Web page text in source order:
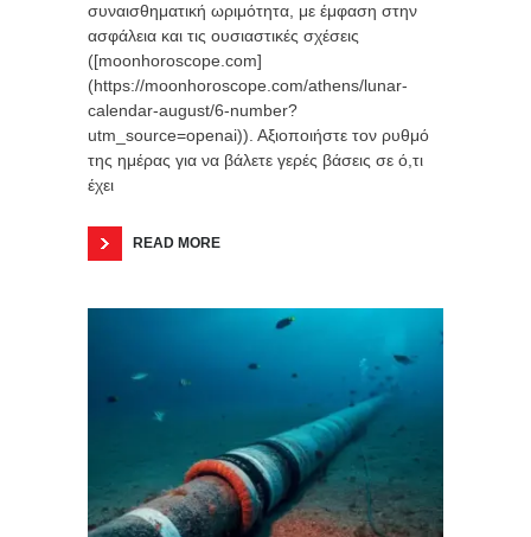
συναισθηματική ωριμότητα, με έμφαση στην
ασφάλεια και τις ουσιαστικές σχέσεις
([moonhoroscope.com]
(https://moonhoroscope.com/athens/lunar-
calendar-august/6-number?
utm_source=openai)). Αξιοποιήστε τον ρυθμό
της ημέρας για να βάλετε γερές βάσεις σε ό,τι
έχει
READ MORE